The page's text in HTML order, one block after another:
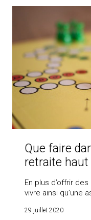
Que faire
retraite haut
En plus d’offrir
vivre ainsi qu’une
29 juillet 2020